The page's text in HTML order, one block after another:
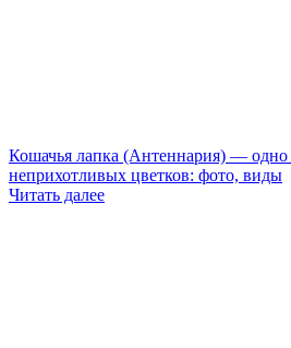
Кошачья лапка (Антеннария) — одно
неприхотливых цветков: фото, виды
Читать далее